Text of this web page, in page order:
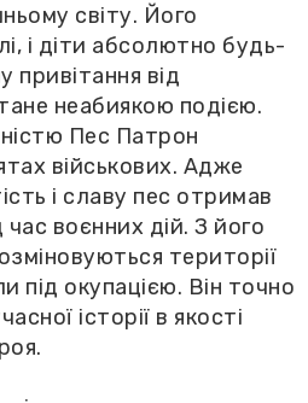
світу. Його
і діти абсолютно будь-
привітання від
неабиякою подією.
Пес Патрон
військових. Адже
і славу пес отримав
воєнних дій. З його
території
під окупацією. Він точно
історії в якості